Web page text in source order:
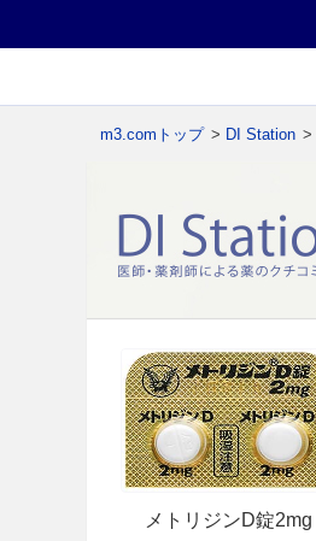
m3.comトップ > DI Station >
メトリジンD錠2mg